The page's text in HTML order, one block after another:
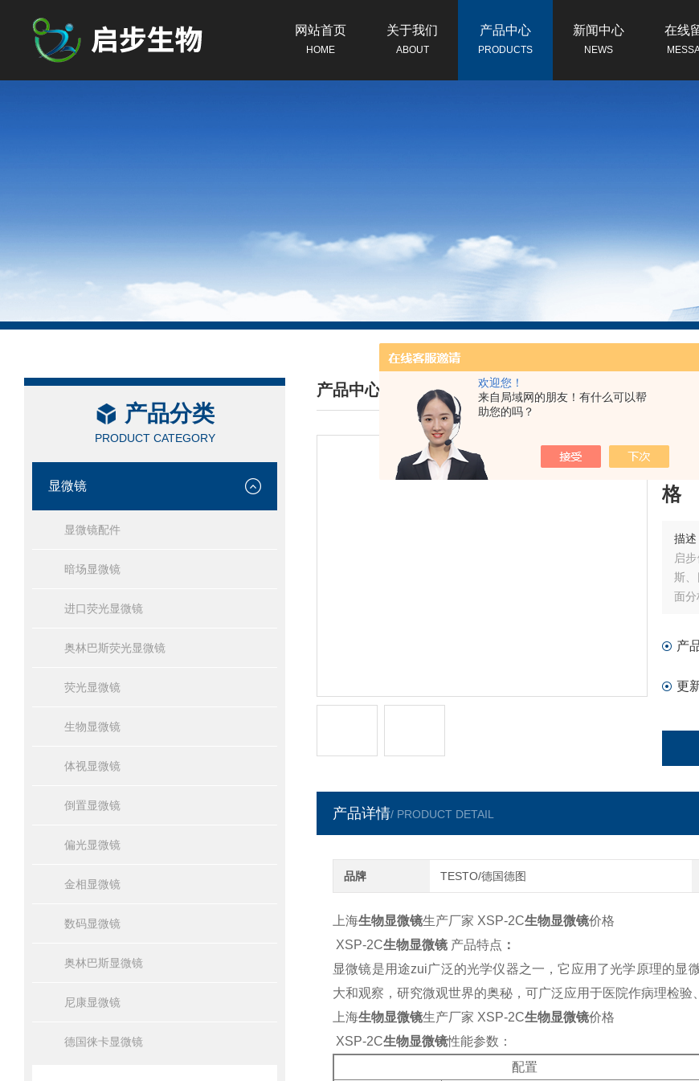
欢迎您！
来自局域网的朋友！有什么可以帮
助您的吗？
网站首页
HOME
关于我们
ABOUT
产品中心
PRODUCTS
新闻中心
NEWS
在线
产品分类
PRODUCT CATEGORY
显微镜
显微镜配件
暗场显微镜
进口荧光显微镜
奥林巴斯荧光显微镜
荧光显微镜
生物显微镜
体视显微镜
倒置显微镜
偏光显微镜
金相显微镜
数码显微镜
奥林巴斯显微镜
尼康显微镜
德国徕卡显微镜
产品中心
/ PRODUCTS CENTER
我的位置： 首页 > 产品中心 显微
上
格
描述
启
斯、
面分
生
产
更
产品详情/ PRODUCT DETAIL
品牌 TESTO/德国德图
上海生物显微镜生产厂家 XSP-2C生物显微镜价格
XSP-2C生物显微镜 产品特点 ：
显微镜是用途zui广泛的光学仪器之一，它应用了光学原理的
大和观察，研究微观世界的奥秘，可广泛应用于医院作病理检验
上海生物显微镜生产厂家 XSP-2C生物显微镜价格
XSP-2C生物显微镜性能参数：
配置